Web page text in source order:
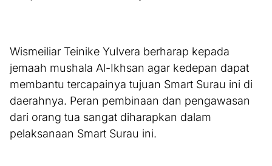
Wismeiliar Teinike Yulvera berharap kepada
jemaah mushala Al-Ikhsan agar kedepan dapat
membantu tercapainya tujuan Smart Surau ini di
daerahnya. Peran pembinaan dan pengawasan
dari orang tua sangat diharapkan dalam
pelaksanaan Smart Surau ini.